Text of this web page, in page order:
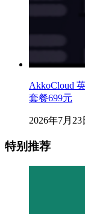
AkkoCloud
套餐699元
2026年7月23
特别推荐